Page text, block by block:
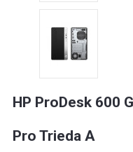
HP ProDesk 600
Pro Trieda A